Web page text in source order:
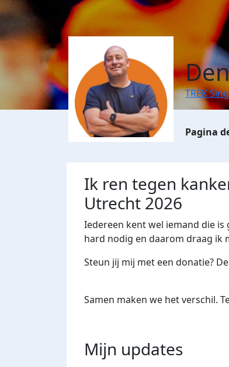
TREK
Ik ren tegen
Utrecht 2026
Iedereen kent wel iemand die
hard nodig en daarom draag ik
Steun jij mij met een donatie?
Samen maken we het verschil.
Mijn updates